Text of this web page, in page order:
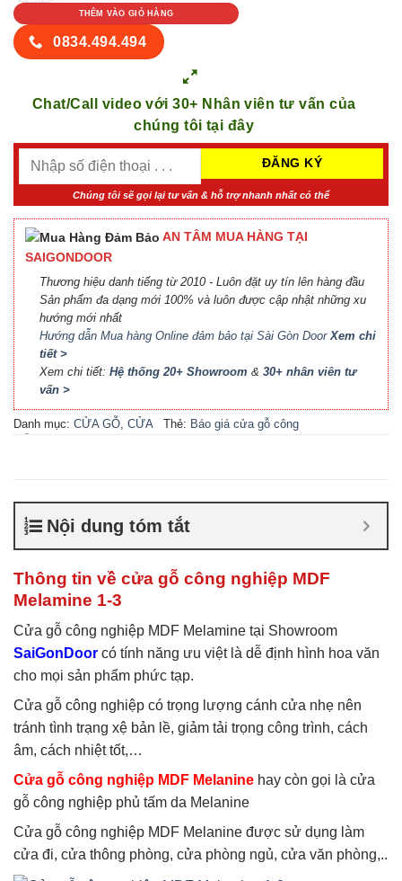
THÊM VÀO GIỎ HÀNG
0834.494.494
Chat/Call video với 30+ Nhân viên tư vấn của
chúng tôi tại đây
Chúng tôi sẽ gọi lại tư vấn & hỗ trợ nhanh nhất có thể
AN TÂM MUA HÀNG TẠI
SAIGONDOOR
Thương hiệu danh tiếng từ 2010 - Luôn đặt uy tín lên hàng đầu
Sản phẩm đa dạng mới 100% và luôn được cập nhật những xu
hướng mới nhất
Hướng dẫn Mua hàng Online đảm bảo tại Sài Gòn DoorXem chi
tiết >
Xem chi tiết: Hệ thống 20+ Showroom & 30+ nhân viên tư
vấn >
Danh mục: CỬA GỖ, CỬA
Thẻ: Báo giá cửa gỗ công
nghiệp chống ẩm
công nghiệp sơn trắng
gỗ MDF Laminate,Cửa gỗ
MDF Melamine
MDF phủ Melamine
Nội dung tóm tắt
Thông tin về cửa gỗ công nghiệp MDF
Melamine 1-3
Cửa gỗ công nghiệp MDF Melamine tại Showroom
SaiGonDoor có tính năng ưu việt là dễ định hình hoa văn
cho mọi sản phẩm phức tạp.
Cửa gỗ công nghiệp có trọng lượng cánh cửa nhẹ nên
tránh tình trạng xệ bản lề, giảm tải trọng công trình, cách
âm, cách nhiệt tốt,…
Cửa gỗ công nghiệp MDF Melanine hay còn gọi là cửa
gỗ công nghiệp phủ tấm da Melanine
Cửa gỗ công nghiệp MDF Melanine được sử dụng làm
cửa đi, cửa thông phòng, cửa phòng ngủ, cửa văn phòng,..